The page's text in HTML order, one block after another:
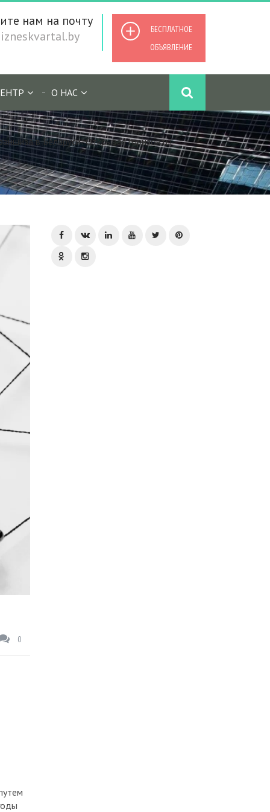
БЕСПЛАТНОЕ
ОБЪЯВЛЕНИЕ
нам на почту
О НАС
в Беларуси: Открывая горизонты
0